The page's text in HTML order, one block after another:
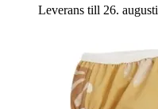
Leverans till 26. augusti